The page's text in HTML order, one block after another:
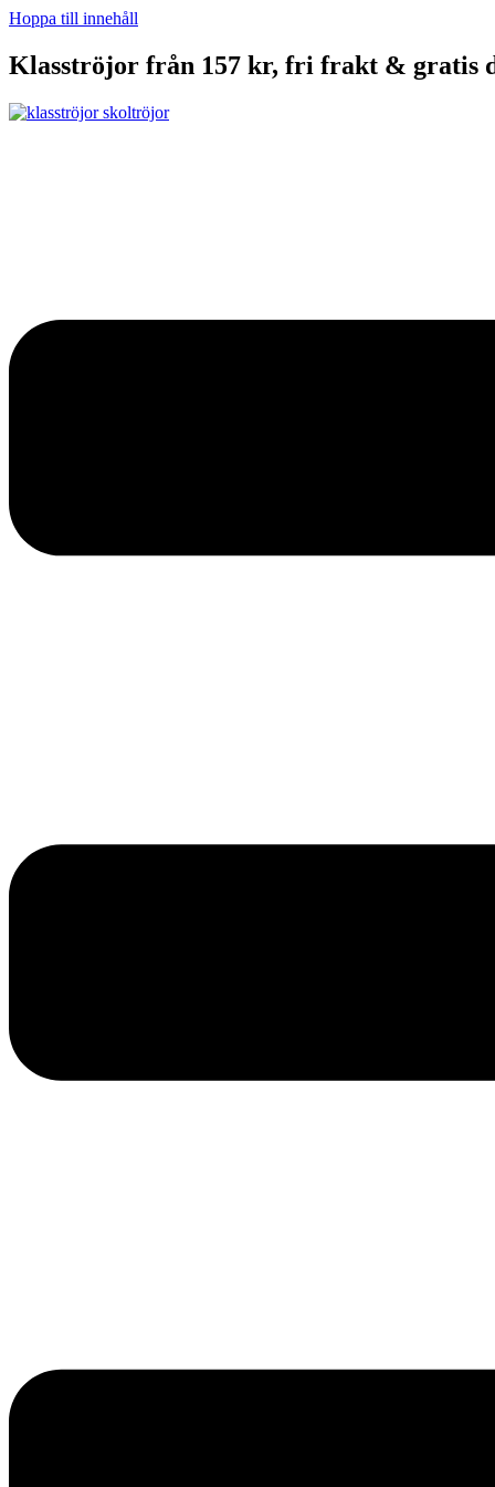
Hoppa till innehåll
Klasströjor från 157 kr, fri frakt & gratis